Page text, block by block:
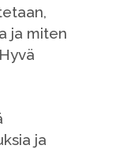
ja miten
ja